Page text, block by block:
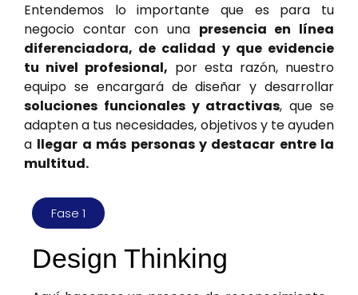
Entendemos lo importante que es para tu
negocio contar con una presencia en línea
diferenciadora, de calidad y que evidencie
tu nivel profesional, por esta razón, nuestro
equipo se encargará de diseñar y desarrollar
soluciones funcionales y atractivas, que se
adapten a tus necesidades, objetivos y te ayuden
a llegar a más personas y destacar entre la
multitud.
Fase 1
Design Thinking